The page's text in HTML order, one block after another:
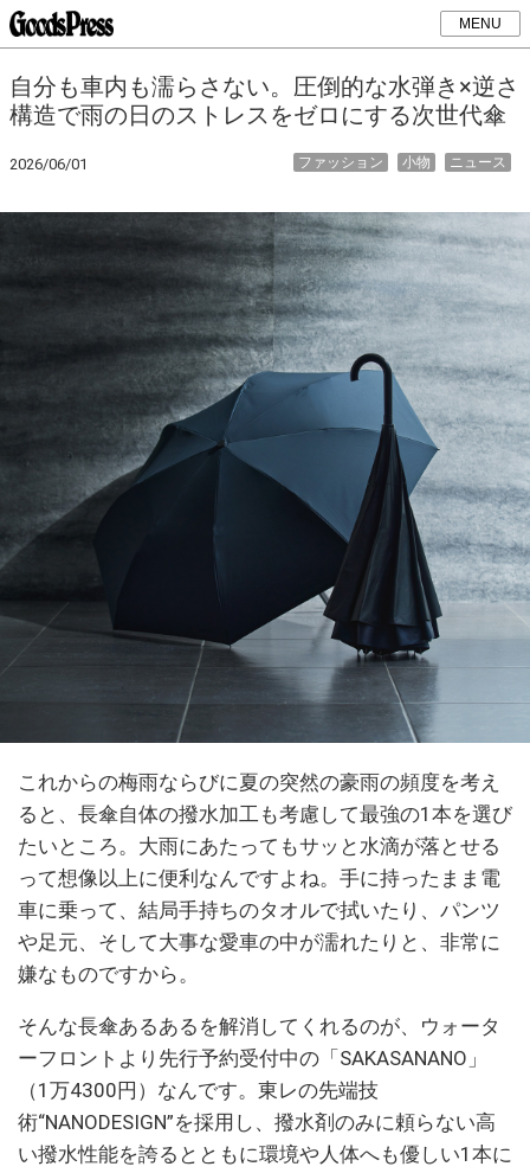
MENU
自分も車内も濡らさない。圧倒的な水弾き×逆さ
構造で雨の日のストレスをゼロにする次世代傘
2026/06/01 ニュース
小物
ファッション
これからの梅雨ならびに夏の突然の豪雨の頻度を考え
ると、長傘自体の撥水加工も考慮して最強の1本を選び
たいところ。大雨にあたってもサッと水滴が落とせる
って想像以上に便利なんですよね。手に持ったまま電
車に乗って、結局手持ちのタオルで拭いたり、パンツ
や足元、そして大事な愛車の中が濡れたりと、非常に
嫌なものですから。
そんな長傘あるあるを解消してくれるのが、ウォータ
ーフロントより先行予約受付中の「SAKASANANO」
（1万4300円）なんです。東レの先端技
術“NANODESIGN”を採用し、撥⽔剤のみに頼らない⾼
い撥⽔性能を誇るとともに環境や⼈体へも優しい1本に